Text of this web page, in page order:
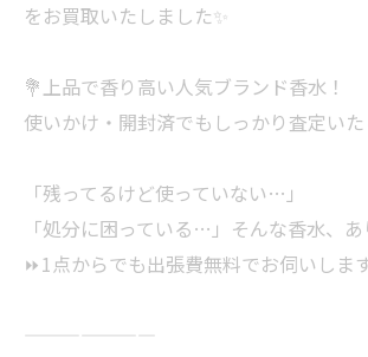
をお買取いたしました✨
💐上品で香り高い人気ブランド香水！
使いかけ・開封済でもしっかり査定い
「残ってるけど使っていない…」
「処分に困っている…」そんな香水、
⏩1点からでも出張費無料でお伺いしま
———————